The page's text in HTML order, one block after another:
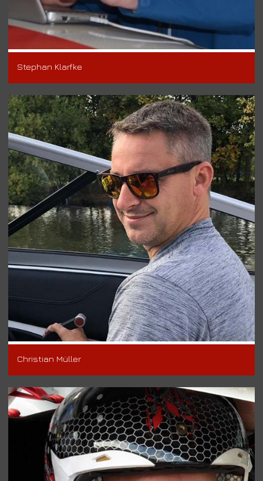
Stephan Klarfke
Christian Müller